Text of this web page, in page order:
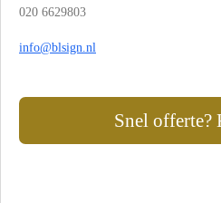
020 6629803
info@blsign.nl
Snel